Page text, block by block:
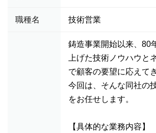
職種名 技術営業
鋳造事業開始以来、80
上げた技術ノウハウと
で顧客の要望に応えて
今回は、そんな同社の
をお任せします。
【具体的な業務内容】